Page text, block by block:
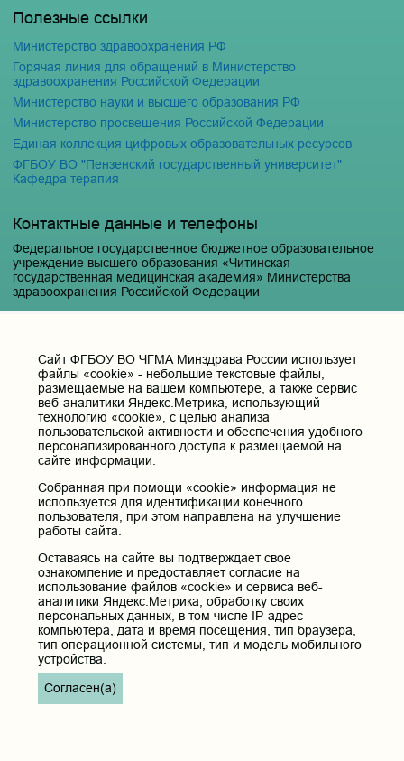
Полезные ссылки
Министерство здравоохранения РФ
Горячая линия для обращений в Министерство
здравоохранения Российской Федерации
Министерство науки и высшего образования РФ
Министерство просвещения Российской Федерации
Единая коллекция цифровых образовательных ресурсов
ФГБОУ ВО "Пензенский государственный университет"
Кафедра терапия
Контактные данные и телефоны
Федеральное государственное бюджетное образовательное
учреждение высшего образования «Читинская
государственная медицинская академия» Министерства
здравоохранения Российской Федерации
Телефон приёмной ректора:
8 (3022) 35-43-24
Электронная почта:
pochta@chitgma.ru
Официальная группа «ВКонтакте»:
https://vk.com/news_chgma
Официальный канал «Телеграмм»:
https://t.me/chgma75
Официальный канал «МАХ»:
https://max.ru/id7536010483_gos
Вход
Главная
Карта сайта
Cайт ФГБОУ ВО ЧГМА Минздрава России использует
файлы «cookie» - небольшие текстовые файлы,
размещаемые на вашем компьютере, а также сервис
веб-аналитики Яндекс.Метрика, использующий
технологию «cookie», с целью анализа
пользовательской активности и обеспечения удобного
персонализированного доступа к размещаемой на
сайте информации.
Собранная при помощи «cookie» информация не
используется для идентификации конечного
пользователя, при этом направлена на улучшение
работы сайта.
Оставаясь на сайте вы подтверждает свое
ознакомление и предоставляет согласие на
использование файлов «cookie» и сервиса веб-
аналитики Яндекс.Метрика, обработку своих
персональных данных, в том числе IP-адрес
компьютера, дата и время посещения, тип браузера,
тип операционной системы, тип и модель мобильного
устройства.
Согласен(а)